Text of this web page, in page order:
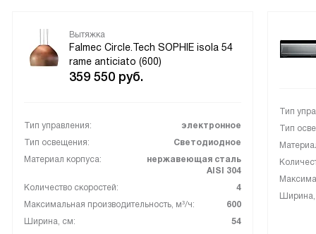
Вытяжка
Falmec Circle.Tech SOPHIE isola 54
rame anticiato (600)
359 550 руб.
Тип управления:
электронное
Тип освещения:
Светодиодное
Материал корпуса:
нержавеющая сталь
AISI 304
Количество скоростей:
4
Максимальная производительность, м³/ч:
600
Ширина, см:
54
Тип
Тип